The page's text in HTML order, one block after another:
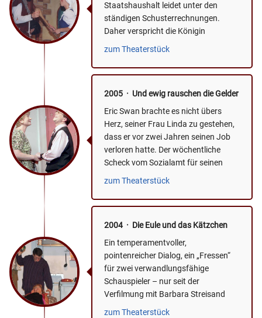
Staatshaushalt leidet unter den
ständigen Schusterrechnungen.
Daher verspricht die Königin
demjenigen, der endlich das
zum Theaterstück
2005 · Und ewig rauschen die Gelder
Eric Swan brachte es nicht übers
Herz, seiner Frau Linda zu gestehen,
dass er vor zwei Jahren seinen Job
verloren hatte. Der wöchentliche
Scheck vom Sozialamt für seinen
gerade nach Kanada...
zum Theaterstück
2004 · Die Eule und das Kätzchen
Ein temperamentvoller,
pointenreicher Dialog, ein „Fressen“
für zwei verwandlungsfähige
Schauspieler – nur seit der
Verfilmung mit Barbara Streisand
und George Segal ein „Klassiker“
zum Theaterstück